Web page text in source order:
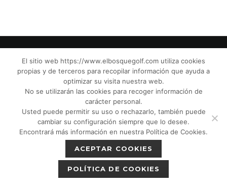
© El Bosque Club de Golf |Aviso Legal|
Política de Privacidad| Política de Cookies
Política de devoluciones|
Protección de Menores CPM”|
El sitio web https://www.elbosquegolf.com utiliza cookies
propias y de terceros para recopilar información que ayuda a
optimizar su visita nuestra web.
No se utilizarán las cookies para recoger información de
carácter personal.
Usted puede permitir su uso o rechazarlo, también puede
cambiar su configuración siempre que lo desee.
Encontrará más información en nuestra Política de Cookies.
ACEPTAR COOKIES
POLÍTICA DE COOKIES